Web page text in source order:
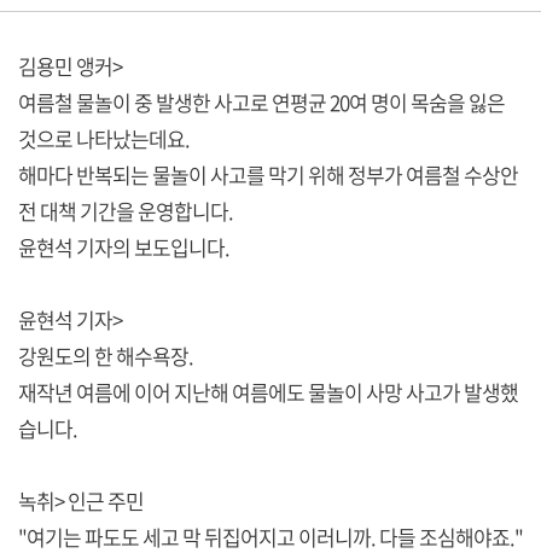
김용민 앵커>
여름철 물놀이 중 발생한 사고로 연평균 20여 명이 목숨을 잃은
것으로 나타났는데요.
해마다 반복되는 물놀이 사고를 막기 위해 정부가 여름철 수상안
전 대책 기간을 운영합니다.
윤현석 기자의 보도입니다.
윤현석 기자>
강원도의 한 해수욕장.
재작년 여름에 이어 지난해 여름에도 물놀이 사망 사고가 발생했
습니다.
녹취> 인근 주민
"여기는 파도도 세고 막 뒤집어지고 이러니까. 다들 조심해야죠."